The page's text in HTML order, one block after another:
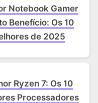
Notebook Gamer
Benefício: Os 10
de 2025
Ryzen 7: Os 10
Processadores